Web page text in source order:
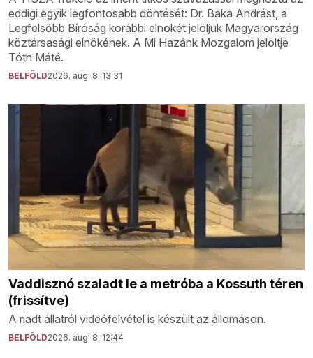
eddigi egyik legfontosabb döntését: Dr. Baka Andrást, a
Legfelsőbb Bíróság korábbi elnökét jelöljük Magyarország
köztársasági elnökének. A Mi Hazánk Mozgalom jelöltje
Tóth Máté.
BELFÖLD2026. aug. 8. 13:31
Vaddisznó szaladt le a metróba a Kossuth téren
(frissítve)
A riadt állatról videófelvétel is készült az állomáson.
BELFÖLD2026. aug. 8. 12:44